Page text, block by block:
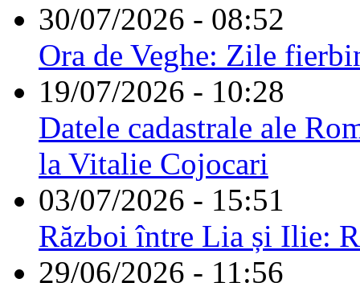
30/07/2026 - 08:52
Ora de Veghe: Zile
19/07/2026 - 10:28
Datele cadastrale ale
la Vitalie Cojocari
03/07/2026 - 15:51
Război între Lia și Ilie:
29/06/2026 - 11:56